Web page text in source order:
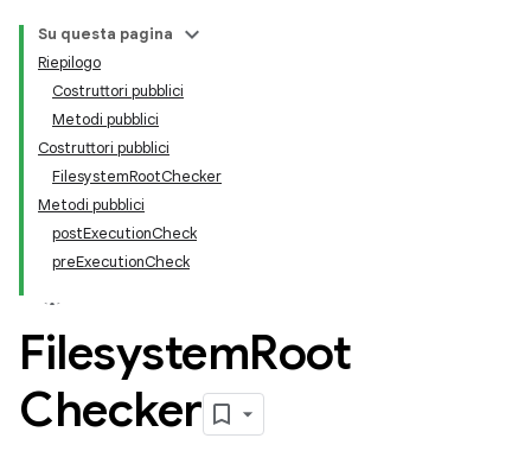
Su questa pagina
Riepilogo
Costruttori pubblici
Metodi pubblici
Costruttori pubblici
FilesystemRootChecker
Metodi pubblici
postExecutionCheck
preExecutionCheck
FilesystemRoot
Checker